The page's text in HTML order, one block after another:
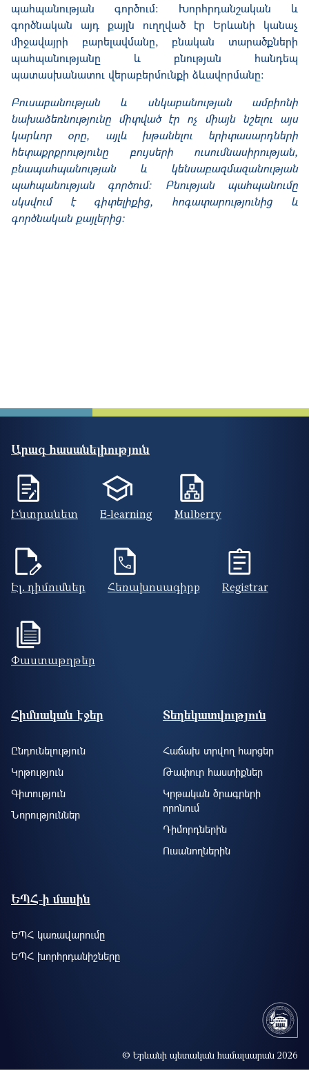
պահպանության գործում։ Խորհրդանշական և
գործնական այդ քայլն ուղղված էր Երևանի կանաչ
միջավայրի բարելավմանը, բնական տարածքների
պահպանությանը և բնության հանդեպ
պատասխանատու վերաբերմունքի ձևավորմանը։
Բուսաբանության և սնկաբանության ամբիոնի
նախաձեռնությունը միտված էր ոչ միայն նշելու այս
կարևոր օրը, այլև խթանելու երիտասարդների
հետաքրքրությունը բույսերի ուսումնասիրության,
բնապահպանության և կենսաբազմազանության
պահպանության գործում։ Բնության պահպանումը
սկսվում է գիտելիքից, հոգատարությունից և
գործնական քայլերից:
Արագ հասանելիություն
Ինտրանետ E-learning Mulberry
Էլ. դիմումներ Հեռախոսագիրք Registrar
Փաստաթղթեր
Footer site information
Հիմնական էջեր
Ընդունելություն
Կրթություն
Գիտություն
Նորություններ
Տեղեկատվություն
Հաճախ տրվող հարցեր
Թափուր հաստիքներ
Կրթական ծրագրերի
որոնում
Դիմորդներին
Ուսանողներին
ԵՊՀ-ի մասին
ԵՊՀ կառավարումը
ԵՊՀ խորհրդանիշները
© Երևանի պետական համալսարան 2026